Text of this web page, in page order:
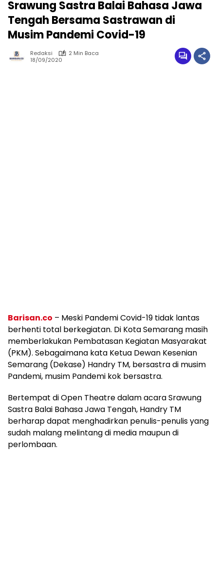
Srawung Sastra Balai Bahasa Jawa
Tengah Bersama Sastrawan di
Musim Pandemi Covid-19
Redaksi
2 Min Baca
18/09/2020
Barisan.co – Meski Pandemi Covid-19 tidak lantas
berhenti total berkegiatan. Di Kota Semarang masih
memberlakukan Pembatasan Kegiatan Masyarakat
(PKM). Sebagaimana kata Ketua Dewan Kesenian
Semarang (Dekase) Handry TM, bersastra di musim
Pandemi, musim Pandemi kok bersastra.
Bertempat di Open Theatre dalam acara Srawung
Sastra Balai Bahasa Jawa Tengah, Handry TM
berharap dapat menghadirkan penulis-penulis yang
sudah malang melintang di media maupun di
perlombaan.